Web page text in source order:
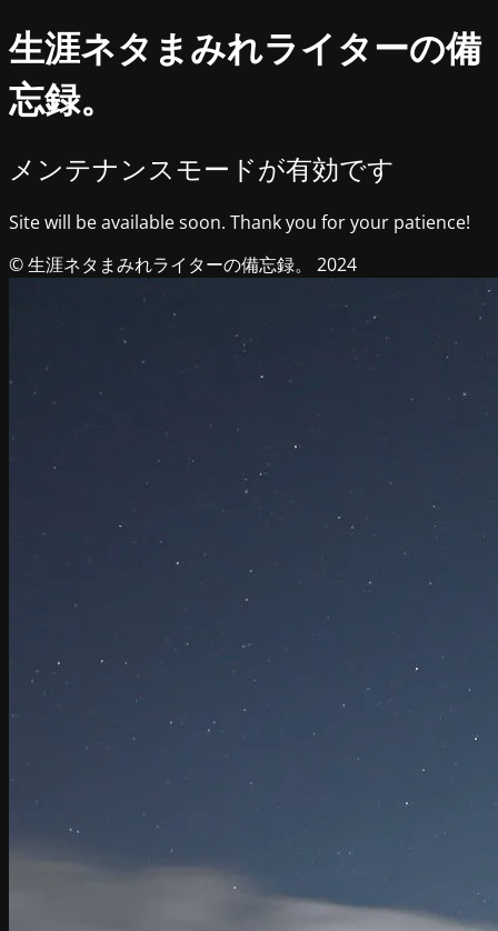
生涯ネタまみれライターの備
忘録。
メンテナンスモードが有効です
Site will be available soon. Thank you for your patience!
© 生涯ネタまみれライターの備忘録。 2024